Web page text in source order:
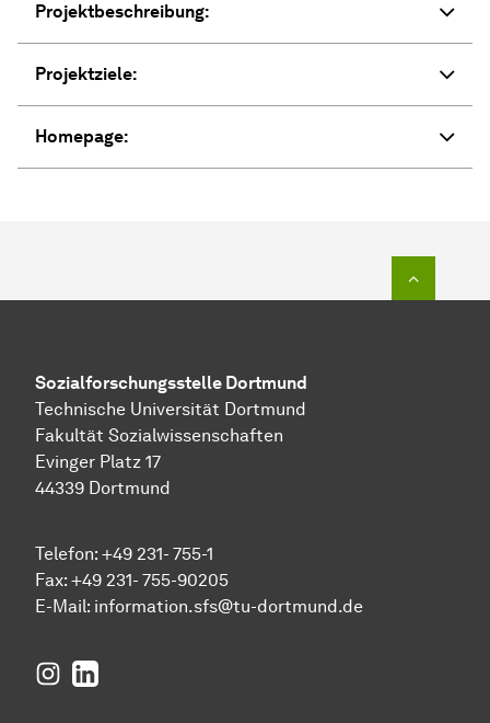
Projektbeschreibung:
Projektziele:
Homepage:
Sozial­forschungs­stelle Dortmund
Technische Universität Dortmund
Fakultät Sozialwissenschaften
Evinger Platz 17
44339 Dortmund
Telefon: +49 231- 755-1
Fax: +49 231- 755-90205
E-Mail: information.sfs@tu-dortmund.de
Instagram
LinkedIn